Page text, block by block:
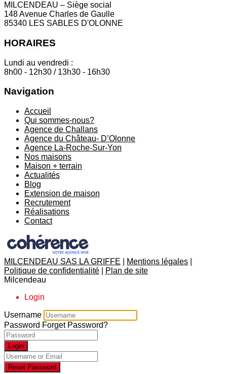
MILCENDEAU – Siège social
148 Avenue Charles de Gaulle
85340 LES SABLES D'OLONNE
HORAIRES
Lundi au vendredi :
8h00 - 12h30 / 13h30 - 16h30
Navigation
Accueil
Qui sommes-nous?
Agence de Challans
Agence du Château- D’Olonne
Agence La-Roche-Sur-Yon
Nos maisons
Maison + terrain
Actualités
Blog
Extension de maison
Recrutement
Réalisations
Contact
MILCENDEAU SAS LA GRIFFE Mentions légales
Politique de confidentialité
Plan de site
Milcendeau
Login
Username
Password Forget Password?
Login
Reset Password